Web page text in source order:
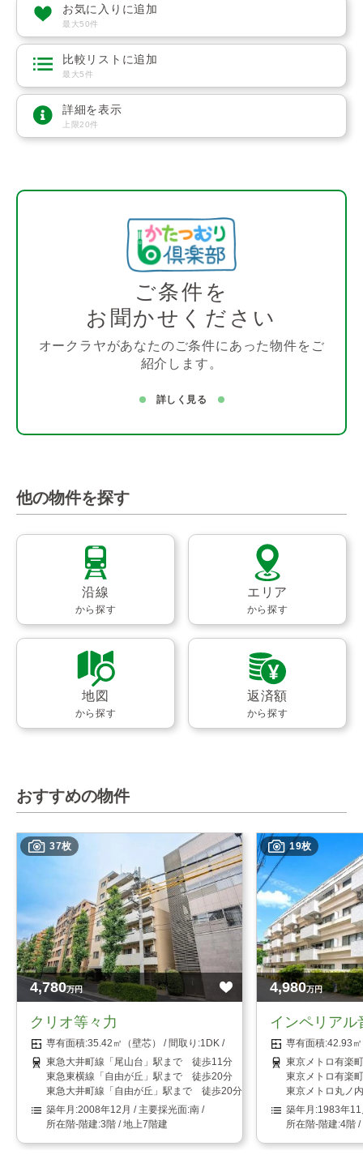
お気に入りに追加
最大50件
比較リストに追加
最大5件
詳細を表示
上限20件
ご条件を
お聞かせください
オークラヤがあなたのご条件にあった物件をご
紹介します。
詳しく見る
他の物件を探す
沿線
から探す
エリア
から探す
地図
から探す
返済額
から探す
おすすめの物件
37枚
4,780万円
クリオ等々力
35.42㎡（壁芯）
1DK
東急大井町線「尾山台」駅まで 徒歩11分
東急東横線「自由が丘」駅まで 徒歩20分
東急大井町線「自由が丘」駅まで 徒歩20分
2008年12月
南
3階 / 地上7階建
19枚
4,980万円
インペリアル
42.93
東京メトロ有楽
東京メトロ有楽
東京メトロ丸ノ
1983年11
4階 /